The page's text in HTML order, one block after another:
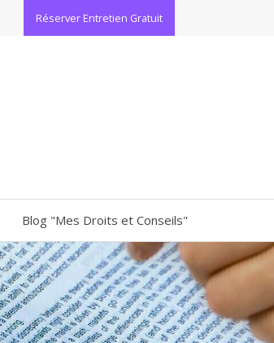
Réserver Entretien Gratuit
Blog "Mes Droits et Conseils"